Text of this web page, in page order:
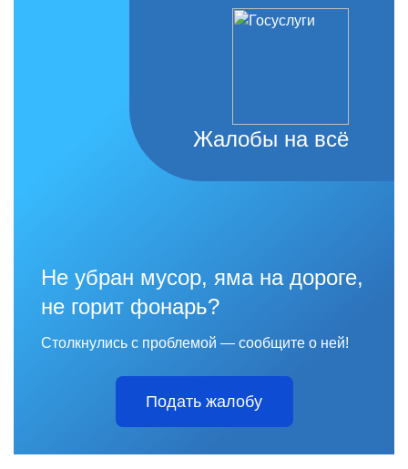
Жалобы на всё
Не убран мусор, яма на дороге,
не горит фонарь?
Столкнулись с проблемой — сообщите о ней!
Подать жалобу